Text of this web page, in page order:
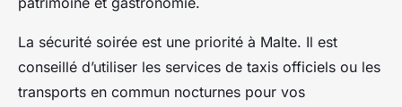
La sécurité soirée est une priorité à Malte. Il est
conseillé d’utiliser les services de taxis officiels ou les
transports en commun nocturnes pour vos